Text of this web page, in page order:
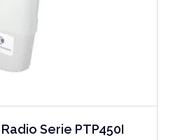
Serie PTP450I